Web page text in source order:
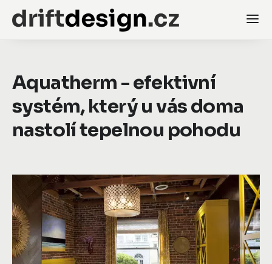
Aquatherm - efektivní
systém, který u vás doma
nastolí tepelnou pohodu